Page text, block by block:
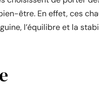
être. En effet, ces
l’équilibre et la